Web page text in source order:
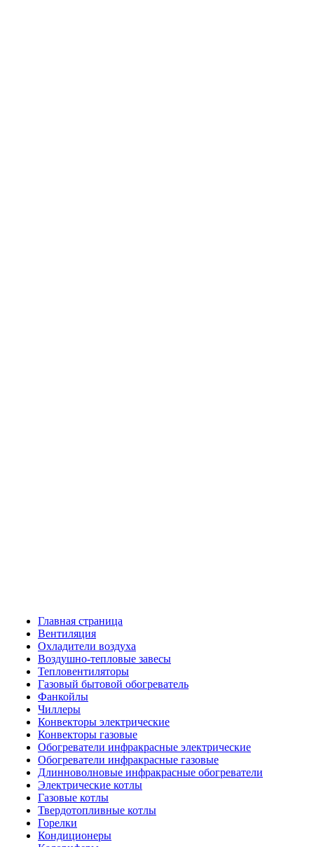
Главная страница
Вентиляция
Охладители воздуха
Воздушно-тепловые завесы
Тепловентиляторы
Газовый бытовой обогреватель
Фанкойлы
Чиллеры
Конвекторы электрические
Конвекторы газовые
Обогреватели инфракрасные электрические
Обогреватели инфракрасные газовые
Длинноволновые инфракрасные обогреватели
Электрические котлы
Газовые котлы
Твердотопливные котлы
Горелки
Кондиционеры